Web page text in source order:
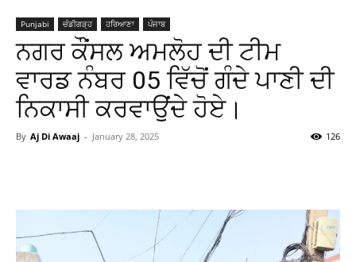
Punjabi ਚੰਡੀਗੜ੍ਹ ਹਰਿਆਣਾ ਪੰਜਾਬ
ਨਗਰ ਕੌਂਸਲ ਅਮਲੋਹ ਦੀ ਟੀਮ
ਵਾਰਡ ਨੰਬਰ 05 ਵਿੱਚੋਂ ਗੰਦੇ ਪਾਣੀ ਦੀ
ਨਿਕਾਸੀ ਕਰਵਾਉਂਦੇ ਹੋਏ।
By Aj Di Awaaj - January 28, 2025 126